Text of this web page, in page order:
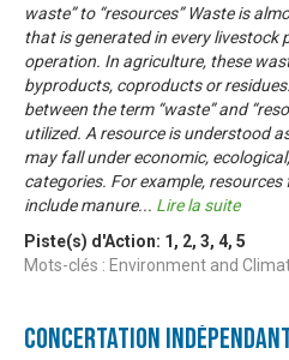
waste” to “resources” Waste is
that is generated in every livestock
operation. In agriculture, these
byproducts, coproducts or
between the term “waste” and
utilized. A resource is understood
may fall under economic,
categories. For example,
include manure... Lire la suite
Piste(s) d'Action: 1 , 2, 3, 4, 5
Mots-clés : Environment and
Concertation